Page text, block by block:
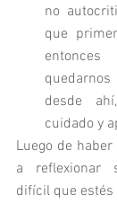
no
que
desde
cuidado y
Luego de
a reflexionar
difícil que